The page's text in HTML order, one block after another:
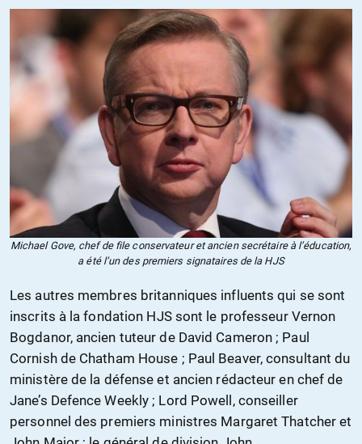
Michael Gove, chef de file conservateur et ancien secrétaire à l’éducation,
a été l’un des premiers signataires de la HJS
Les autres membres britanniques influents qui se sont
inscrits à la fondation HJS sont le professeur Vernon
Bogdanor, ancien tuteur de David Cameron ; Paul
Cornish de Chatham House ; Paul Beaver, consultant du
ministère de la défense et ancien rédacteur en chef de
Jane’s Defence Weekly ; Lord Powell, conseiller
personnel des premiers ministres Margaret Thatcher et